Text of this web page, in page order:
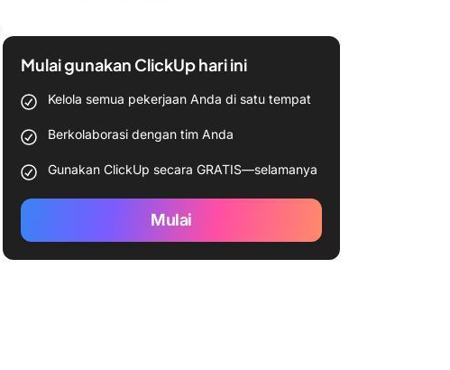
Mulai gunakan ClickUp hari ini
Kelola semua pekerjaan Anda di satu tempat
Berkolaborasi dengan tim Anda
Gunakan ClickUp secara GRATIS—selamanya
Mulai